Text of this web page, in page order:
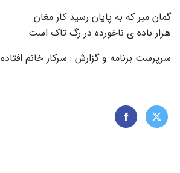
گمان مبر که به پایان رسید کار مغان
هزار باده ی ناخورده در رگ تاک است
سرپرست برنامه و گزارش : سرکار خانم افتاده